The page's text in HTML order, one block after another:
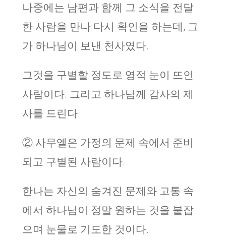
나중에는 남편과 함께 그 소식을 전달
한 사람을 만나 다시 확인을 하는데, 그
가 하나님이 보낸 천사였다.
그것을 구별할 정도로 영적 눈이 뜨인
사람이다. 그리고 하나님께 감사의 제
사를 드린다.
② 사무엘은 가정의 문제 속에서 준비
되고 구별된 사람이다.
한나는 자신의 숨겨진 문제와 고통 속
에서 하나님이 정말 원하는 것을 붙잡
으며 눈물로 기도한 것이다.